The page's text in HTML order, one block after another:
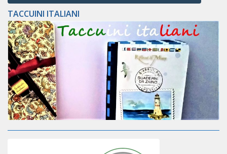
TACCUINI ITALIANI